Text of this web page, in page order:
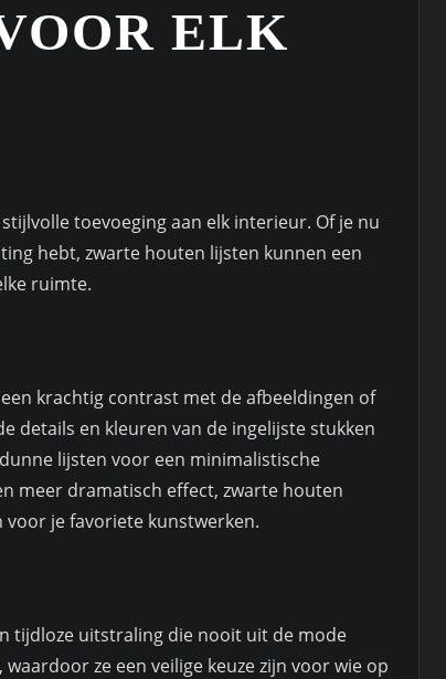
ELK
toevoeging aan elk interieur. Of je nu
hebt, zwarte houten lijsten kunnen een
ruimte.
krachtig contrast met de afbeeldingen of
details en kleuren van de ingelijste stukken
lijsten voor een minimalistische
meer dramatisch effect, zwarte houten
je favoriete kunstwerken.
tijdloze uitstraling die nooit uit de mode
ze een veilige keuze zijn voor wie op